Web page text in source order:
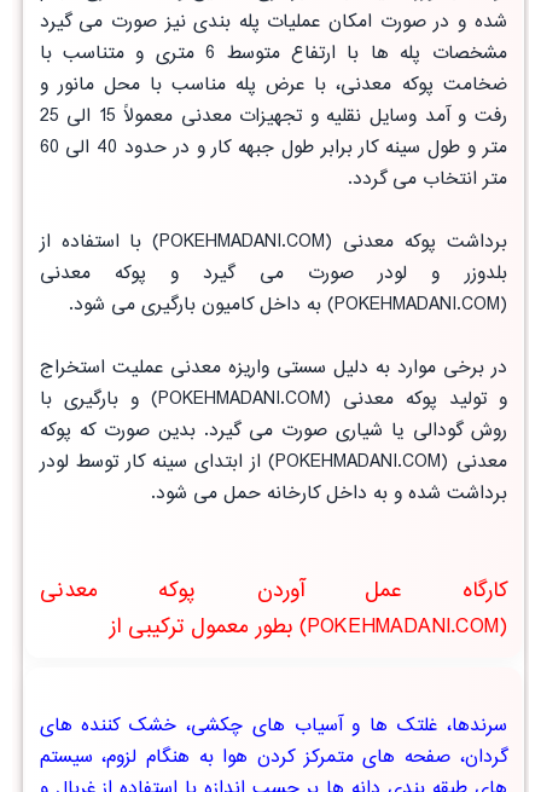
شده و در صورت امکان عملیات پله بندی نیز صورت می گیرد
مشخصات پله ها با ارتفاع متوسط 6 متری و متناسب با
ضخامت پوکه معدنی، با عرض پله مناسب با محل مانور و
رفت و آمد وسایل نقلیه و تجهیزات معدنی معمولاً 15 الی 25
متر و طول سینه کار برابر طول جبهه کار و در حدود 40 الی 60
متر انتخاب می گردد.
برداشت پوکه معدنی (POKEHMADANI.COM) با استفاده از
بلدوزر و لودر صورت می گیرد و پوکه معدنی
(POKEHMADANI.COM) به داخل کامیون بارگیری می شود.
در برخی موارد به دلیل سستی واریزه معدنی عملیت استخراج
و تولید پوکه معدنی (POKEHMADANI.COM) و بارگیری با
روش گودالی یا شیاری صورت می گیرد. بدین صورت که پوکه
معدنی (POKEHMADANI.COM) از ابتدای سینه کار توسط لودر
برداشت شده و به داخل کارخانه حمل می شود.
کارگاه عمل آوردن پوکه معدنی
(POKEHMADANI.COM) بطور معمول ترکیبی از
سرندها، غلتک ها و آسیاب های چکشی، خشک کننده های
گردان، صفحه های متمرکز کردن هوا به هنگام لزوم، سیستم